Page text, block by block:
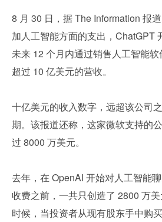
8 月 30 日，据 The Information 报
加人工智能方面的支出，ChatGPT
未来 12 个月内通过销售人工智能
超过 10 亿美元的营收。
十亿美元的收入数字，远超该公司
期。该报道还称，这家微软支持的
过 8000 万美元。
去年，在 OpenAI 开始对人工智能
收费之前，一共只创造了 2800 万
时候，当投资者从现有股东手中购